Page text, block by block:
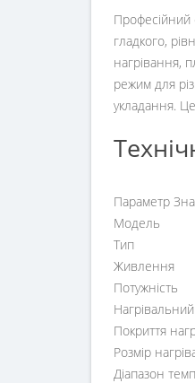
гладкого,
нагрівання,
режим для
укладання.
Параметр
Модель
Тип
Живлення
Потужність
Покриття
Розмір
Діапазон